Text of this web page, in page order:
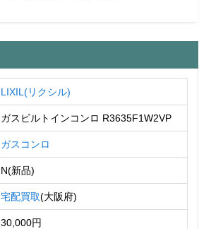
LIXIL(リクシル)
ガスビルトインコンロ R3635F1W2VP
ガスコンロ
N(新品)
宅配買取(大阪府)
30,000円